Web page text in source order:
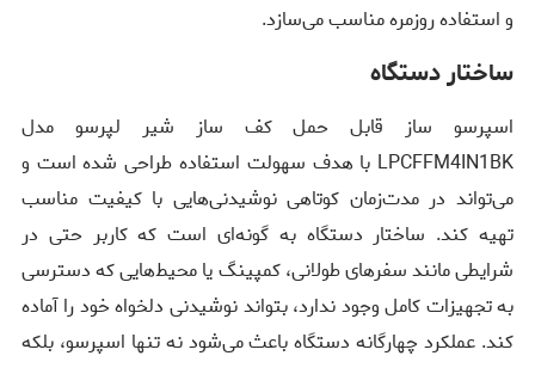
و استفاده روزمره مناسب می‌سازد.
ساختار دستگاه
اسپرسو ساز قابل حمل کف ساز شیر لپرسو مدل
LPCFFM4IN1BK با هدف سهولت استفاده طراحی شده است و
می‌تواند در مدت‌زمان کوتاهی نوشیدنی‌هایی با کیفیت مناسب
تهیه کند. ساختار دستگاه به گونه‌ای است که کاربر حتی در
شرایطی مانند سفرهای طولانی، کمپینگ یا محیط‌هایی که دسترسی
به تجهیزات کامل وجود ندارد، بتواند نوشیدنی دلخواه خود را آماده
کند. عملکرد چهارگانه دستگاه باعث می‌شود نه تنها اسپرسو، بلکه